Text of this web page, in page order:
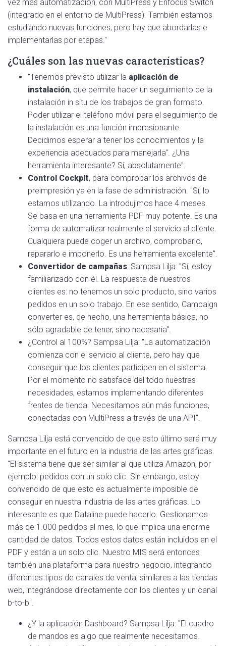
vez más automatización, con MultiPress y Enfocus Switch
(integrado en el entorno de MultiPress). También estamos
estudiando nuevas funciones, pero hay que abordarlas e
implementarlas por etapas."
¿Cuáles son las nuevas características?
"Tenemos previsto utilizar la aplicación de
instalación, que permite hacer un seguimiento de la
instalación in situ de los trabajos de gran formato.
Poder utilizar el teléfono móvil para el seguimiento de
la instalación es una función impresionante.
Decidimos esperar a tener los conocimientos y la
experiencia adecuados para manejarla". ¿Una
herramienta interesante? Sí, absolutamente".
Control Cockpit, para comprobar los archivos de
preimpresión ya en la fase de administración. "Sí, lo
estamos utilizando. La introdujimos hace 4 meses.
Se basa en una herramienta PDF muy potente. Es una
forma de automatizar realmente el servicio al cliente.
Cualquiera puede coger un archivo, comprobarlo,
repararlo e imponerlo. Es una herramienta excelente".
Convertidor de campañas: Sampsa Lilja: "Sí, estoy
familiarizado con él. La respuesta de nuestros
clientes es: no tenemos un solo producto, sino varios
pedidos en un solo trabajo. En ese sentido, Campaign
converter es, de hecho, una herramienta básica, no
sólo agradable de tener, sino necesaria".
¿Control al 100%? Sampsa Lilja: "La automatización
comienza con el servicio al cliente, pero hay que
conseguir que los clientes participen en el sistema.
Por el momento no satisface del todo nuestras
necesidades, estamos implementando diferentes
frentes de tienda. Necesitamos aún más funciones,
conectadas con MultiPress a través de una API".
Sampsa Lilja está convencido de que esto último será muy
importante en el futuro en la industria de las artes gráficas.
"El sistema tiene que ser similar al que utiliza Amazon, por
ejemplo: pedidos con un solo clic. Sin embargo, estoy
convencido de que esto es actualmente imposible de
conseguir en nuestra industria de las artes gráficas. Lo
interesante es que Dataline puede hacerlo. Gestionamos
más de 1.000 pedidos al mes, lo que implica una enorme
cantidad de datos. Todos estos datos están incluidos en el
PDF y están a un solo clic. Nuestro MIS será entonces
también una plataforma para nuestro negocio, integrando
diferentes tipos de canales de venta, similares a las tiendas
web, integrándose directamente con los clientes y un canal
b-to-b".
¿Y la aplicación Dashboard? Sampsa Lilja: "El cuadro
de mandos es algo que realmente necesitamos.